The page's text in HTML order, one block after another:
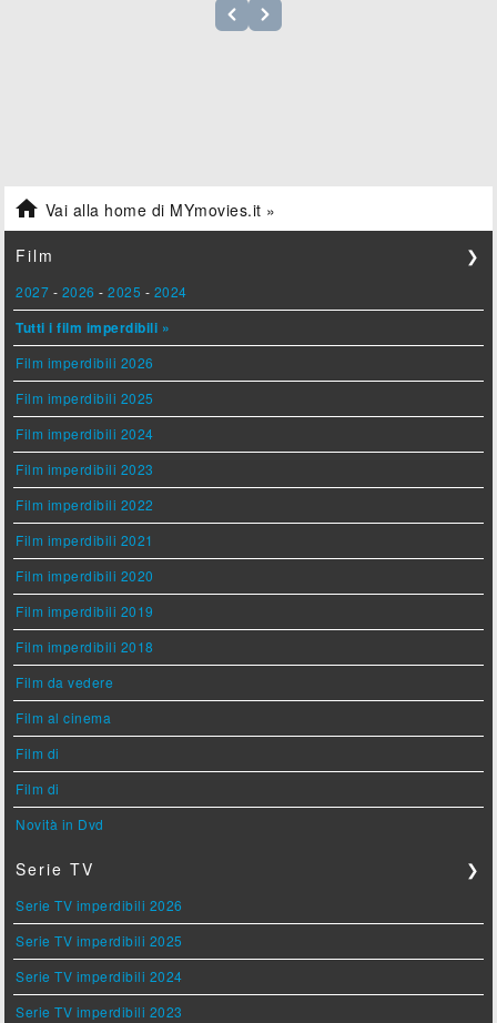
 Vai alla home di MYmovies.it »
Film ❯
2027 - 2026 -2025 - 2024
Tutti i film imperdibili »
Film imperdibili 2026
Film imperdibili 2025
Film imperdibili 2024
Film imperdibili 2023
Film imperdibili 2022
Film imperdibili 2021
Film imperdibili 2020
Film imperdibili 2019
Film imperdibili 2018
Film da vedere
Film al cinema
Film di
Film di
Novità in Dvd
Serie TV ❯
Serie TV imperdibili 2026
Serie TV imperdibili 2025
Serie TV imperdibili 2024
Serie TV imperdibili 2023